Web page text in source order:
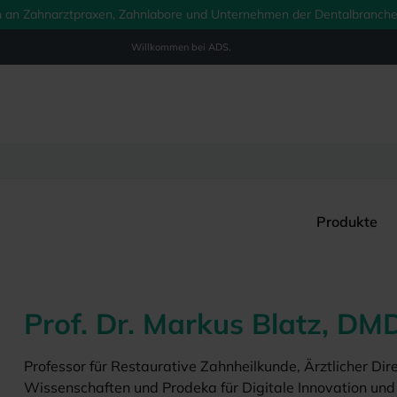
Zahnarztpraxen, Zahnlabore und Unternehmen der
Willkommen bei ADS.
Produkte
Prof. Dr. Markus Blatz,
Professor für Restaurative Zahnheilkunde, Ärztlicher
Wissenschaften und Prodeka für Digitale Innovation